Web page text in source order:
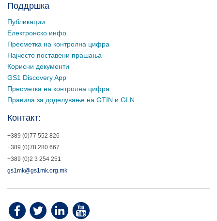
Поддршка
Публикации
Електронско инфо
Пресметка на контролна цифра
Најчесто поставени прашања
Корисни документи
GS1 Discovery App
Пресметка на контролна цифра
Правила за доделување на GTIN и GLN
Контакт:
+389 (0)77 552 826
+389 (0)78 280 667
+389 (0)2 3 254 251
gs1mk@gs1mk.org.mk